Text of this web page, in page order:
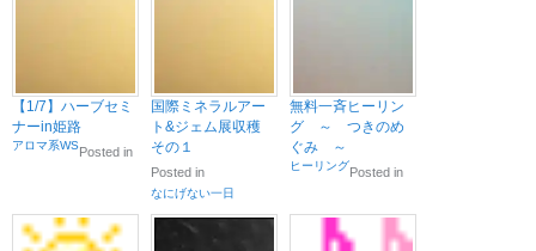
【1/7】ハーブセミ
ナーin姫路
Posted in
アロマ系WS
国際ミネラルアー
ト&ジェム展収穫
その１
Posted in
なにげない一日
無料一斉ヒーリン
グ ～ つきのめ
ぐみ ～
Posted in
ヒーリング